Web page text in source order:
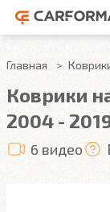
Главная
Коврики
2004 -
6 видео